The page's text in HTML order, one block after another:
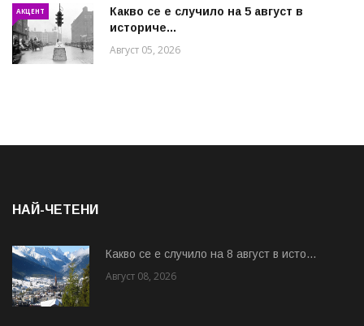
АКЦЕНТ
Какво се е случило на 5 август в
историче...
Август 05, 2026
НАЙ-ЧЕТЕНИ
Какво се е случило на 8 август в исто...
Август 08, 2026